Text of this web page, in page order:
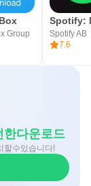
Group
Spotify AB
7.6
다운로드
할수있습니다!